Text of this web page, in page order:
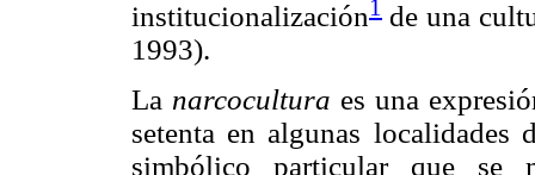
institucionalización1 de una
1993).
La narcocultura es una
setenta en algunas localidades
simbólico particular que se